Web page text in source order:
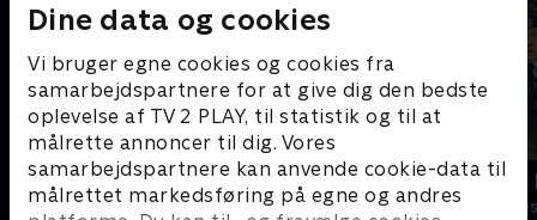
Dine data og cookies
Vi bruger egne cookies og cookies fra
samarbejdspartnere for at give dig den bedste
oplevelse af TV 2 PLAY, til statistik og til at
målrette annoncer til dig. Vores
samarbejdspartnere kan anvende cookie-data til
målrettet markedsføring på egne og andres
Robssons (dansk tale)
Komedie • 1 sæsoner
LasseMajas
Komedie • 1